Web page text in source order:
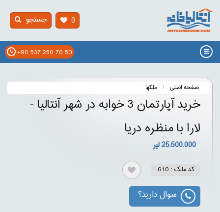
0
+90 537 250 70 50
جستجو
صفحه اصلی ملکها
خرید آپارتمان 3 خوابه در شهر آنتالیا -
لارا با منظره دریا
25.500.000 لیر
کد ملک : 610
سوال دارید؟